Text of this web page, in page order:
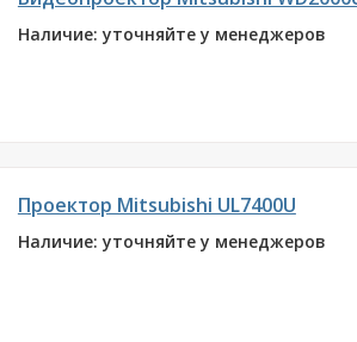
Наличие: уточняйте у менеджеров
Проектор Mitsubishi UL7400U
Наличие: уточняйте у менеджеров